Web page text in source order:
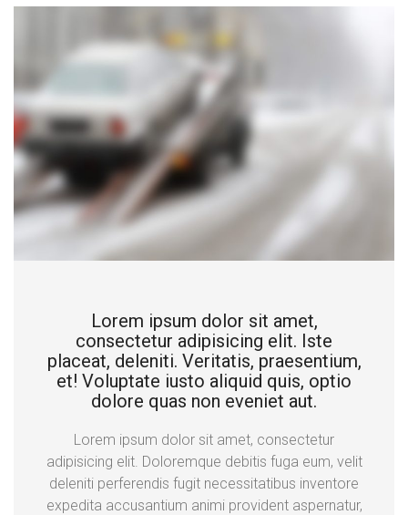
Lorem ipsum dolor sit amet,
consectetur adipisicing elit. Iste
placeat, deleniti. Veritatis, praesentium,
et! Voluptate iusto aliquid quis, optio
dolore quas non eveniet aut.
Lorem ipsum dolor sit amet, consectetur
adipisicing elit. Doloremque debitis fuga eum, velit
deleniti perferendis fugit necessitatibus inventore
expedita accusantium animi provident aspernatur,